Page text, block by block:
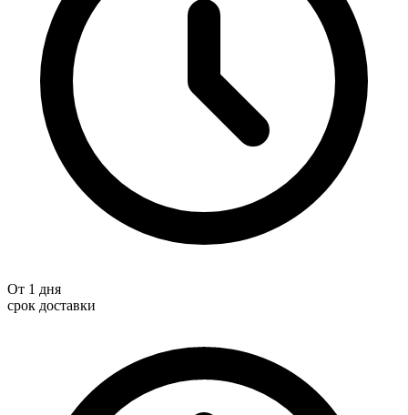
От 1 дня
срок доставки